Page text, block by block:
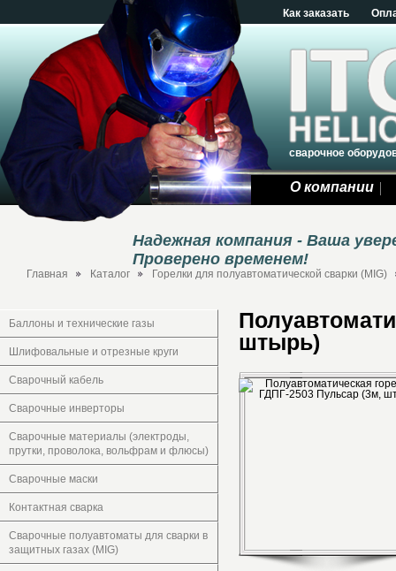
Как заказать
сварочное
О компании
Надежная компания - Ваша
Проверено временем!
Главная Каталог Горелки для полуавтоматической сварки (MIG)
Баллоны и технические газы
Шлифовальные и отрезные круги
Сварочный кабель
Сварочные инверторы
Сварочные материалы (электроды,
прутки, проволока, вольфрам и флюсы)
Сварочные маски
Контактная сварка
Сварочные полуавтоматы для сварки в
защитных газах (MIG)
штырь)